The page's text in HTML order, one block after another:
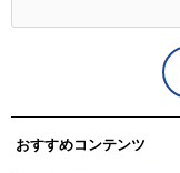
おすすめコンテンツ